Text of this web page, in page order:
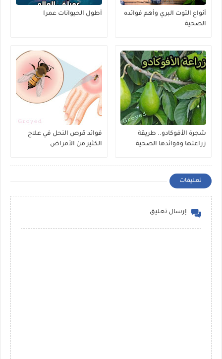
أنواع التوت البري وأهم فوائده
الصحية
أطول الحيوانات عمرا
شجرة الأفوكادو.. طريقة
زراعتها وفوائدها الصحية
فوائد قرص النحل في علاج
الكثير من الأمراض
تعليقات
إرسال تعليق